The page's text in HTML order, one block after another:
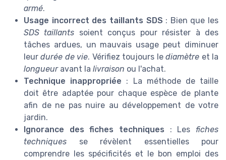
armé.
Usage incorrect des taillants SDS : Bien que les
SDS taillants soient conçus pour résister à des
tâches ardues, un mauvais usage peut diminuer
leurdurée de vie. Vérifiez toujours lediamètre et la
longueuravant la livraison ou l'achat.
Technique inappropriée : La méthode de taille
doit être adaptée pour chaque espèce de plante
afin de ne pas nuire au développement de votre
jardin.
Ignorance des fiches techniques : Les fiches
techniques se révèlent essentielles pour
comprendre les spécificités et le bon emploi des